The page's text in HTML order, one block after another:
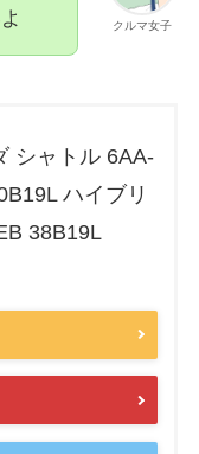
クルマ女子
シャトル 6AA-
ハイブリ
38B19L